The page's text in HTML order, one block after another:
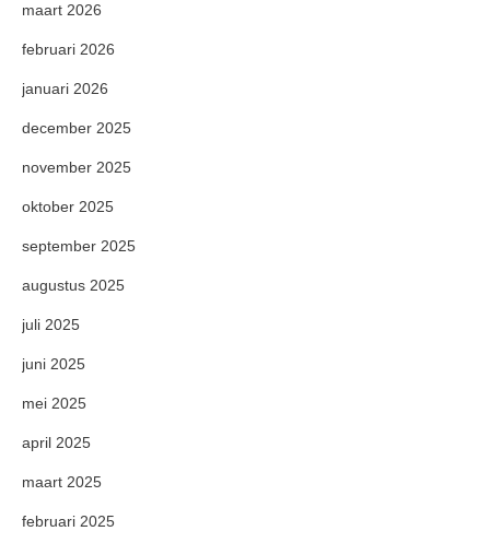
maart 2026
februari 2026
januari 2026
december 2025
november 2025
oktober 2025
september 2025
augustus 2025
juli 2025
juni 2025
mei 2025
april 2025
maart 2025
februari 2025